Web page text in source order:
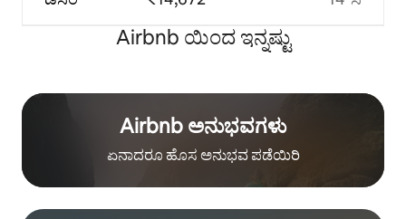
Airbnb ಯಿಂದ ಇನ್ನಷ್ಟು
Airbnb ಅನುಭವಗಳು
ಏನಾದರೂ ಹೊಸ ಅನುಭವ ಪಡೆಯಿರಿ